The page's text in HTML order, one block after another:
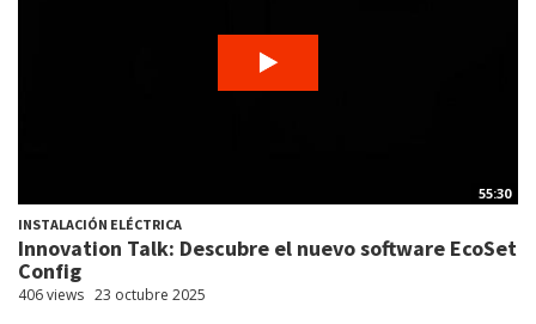
55:30
INSTALACIÓN ELÉCTRICA
Innovation Talk: Descubre el nuevo software EcoSet
Config
406 views 23 octubre 2025